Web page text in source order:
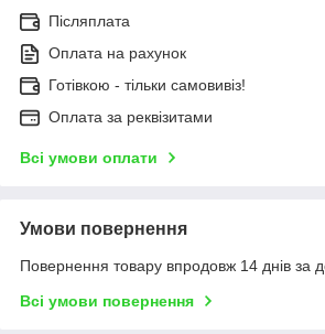
Післяплата
Оплата на рахунок
Готівкою - тільки самовивіз!
Оплата за реквізитами
Всі умови оплати
Умови повернення
Повернення товару впродовж 14 днів за
Всі умови повернення